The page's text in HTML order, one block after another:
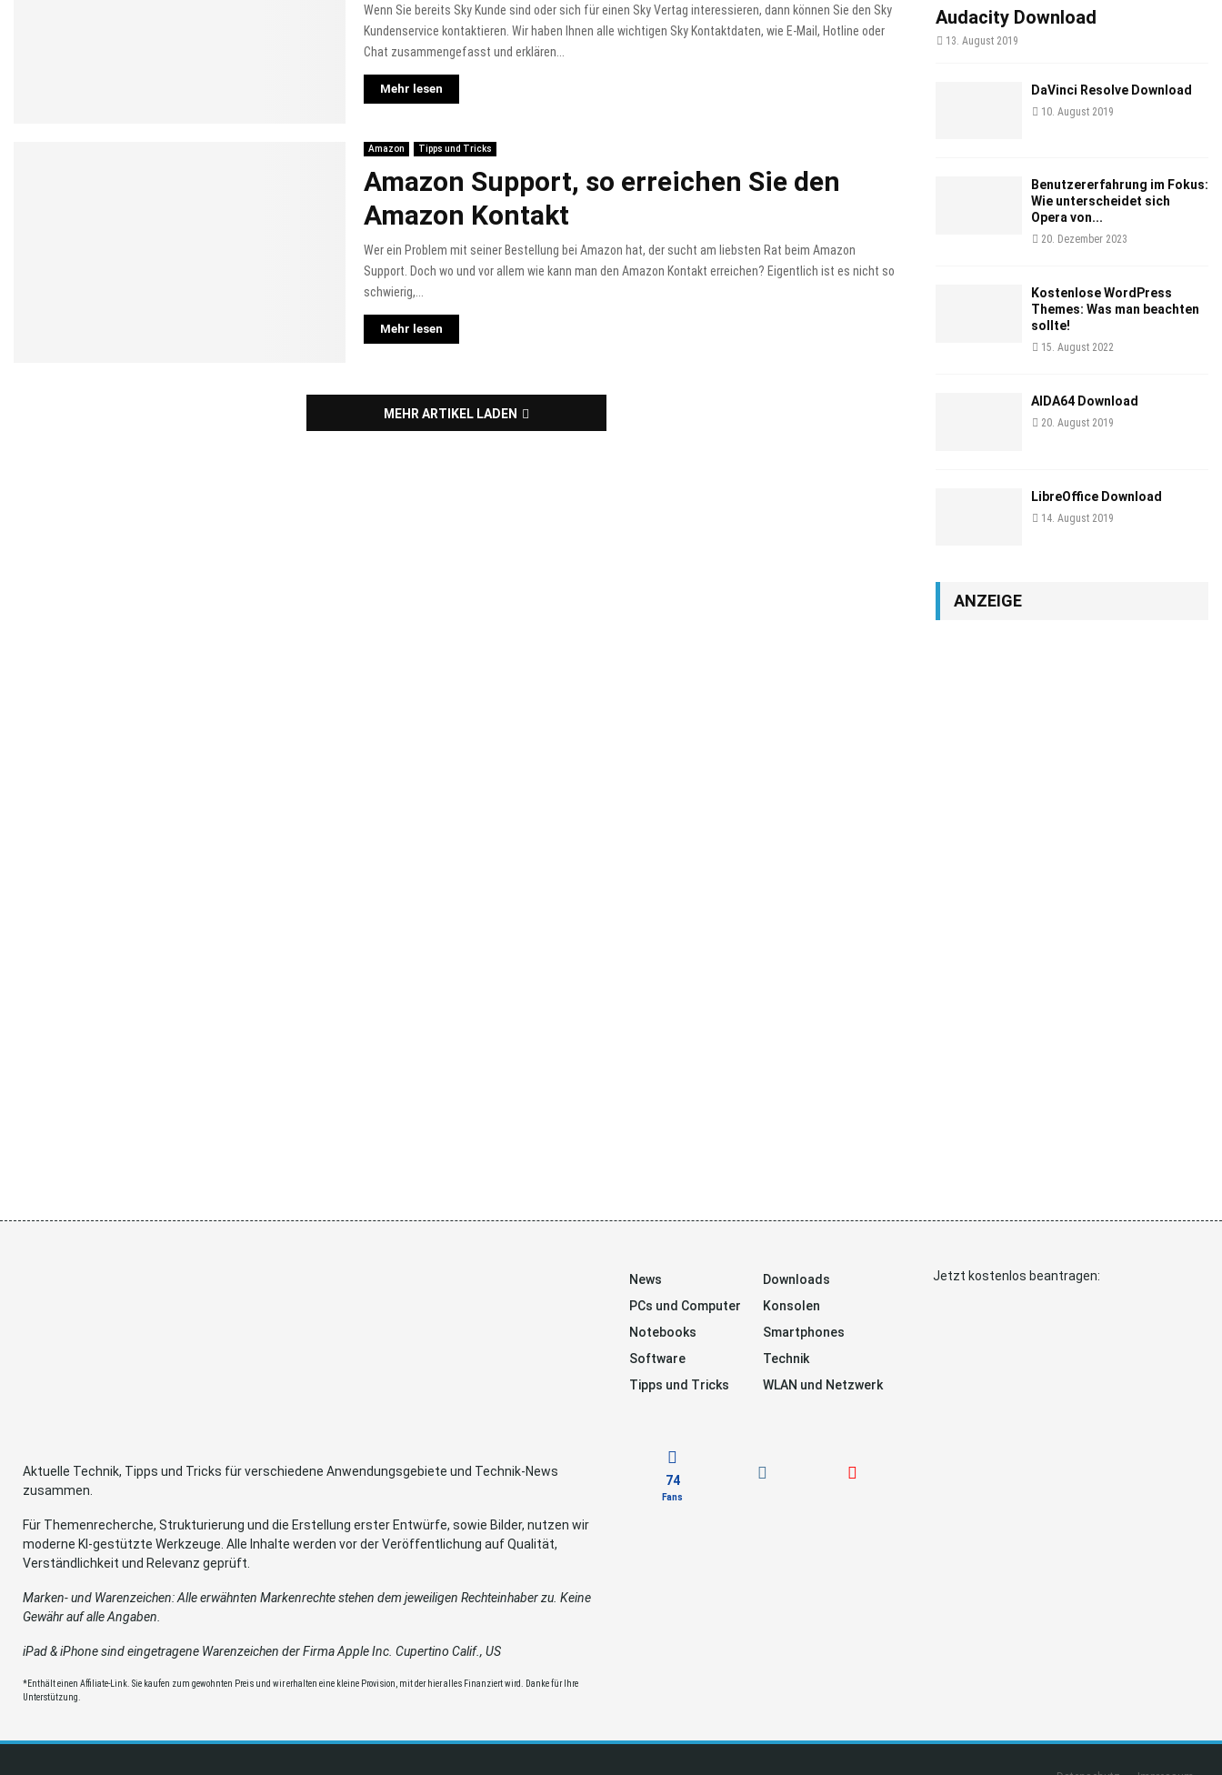
Wenn Sie bereits Sky Kunde sind oder sich für einen Sky Vertag interessieren, dann können Sie den Sky
Kundenservice kontaktieren. Wir haben Ihnen alle wichtigen Sky Kontaktdaten, wie E-Mail, Hotline oder
Chat zusammengefasst und erklären...
Mehr lesen
Amazon Tipps und Tricks
Amazon Support, so erreichen Sie den
Amazon Kontakt
Wer ein Problem mit seiner Bestellung bei Amazon hat, der sucht am liebsten Rat beim Amazon
Support. Doch wo und vor allem wie kann man den Amazon Kontakt erreichen? Eigentlich ist es nicht so
schwierig,...
Mehr lesen
MEHR ARTIKEL LADEN
Audacity Download
13. August 2019
DaVinci Resolve Download
10. August 2019
Benutzererfahrung im Fokus:
Wie unterscheidet sich
Opera von...
20. Dezember 2023
Kostenlose WordPress
Themes: Was man beachten
sollte!
15. August 2022
AIDA64 Download
20. August 2019
LibreOffice Download
14. August 2019
ANZEIGE
Aktuelle Technik, Tipps und Tricks für verschiedene Anwendungsgebiete und Technik-News
zusammen.
Für Themenrecherche, Strukturierung und die Erstellung erster Entwürfe, sowie Bilder, nutzen wir
moderne KI-gestützte Werkzeuge. Alle Inhalte werden vor der Veröffentlichung auf Qualität,
Verständlichkeit und Relevanz geprüft.
Marken- und Warenzeichen: Alle erwähnten Markenrechte stehen dem jeweiligen Rechteinhaber zu. Keine
Gewähr auf alle Angaben.
iPad & iPhone sind eingetragene Warenzeichen der Firma Apple Inc. Cupertino Calif., US
*Enthält einen Affiliate-Link. Sie kaufen zum gewohnten Preis und wir erhalten eine kleine Provision, mit der hier alles Finanziert wird. Danke für Ihre
Unterstützung.
News
Downloads
PCs und Computer
Konsolen
Notebooks
Smartphones
Software
Technik
Tipps und Tricks
WLAN und Netzwerk
74
Fans
Jetzt kostenlos beantragen: